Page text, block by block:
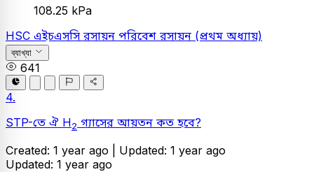
108.25 kPa
HSC এইচএসসি রসায়ন পরিবেশ রসায়ন (প্রথম অধ্যায়)
ব্যাখ্যা
641
4.
STP-তে ঐ H2 গ্যাসের আয়তন কত হবে?
Created: 1 year ago | Updated: 1 year ago
Updated: 1 year ago